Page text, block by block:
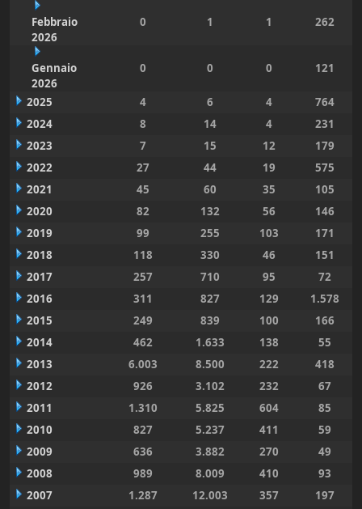
Febbraio
2026
0 1 1 262
Gennaio
2026
0 0 0 121
2025 4 6 4
764
2024
8 14 4
231
2023
7 15 12
179
2022
27 44 19
575
2021
45 60 35
105
2020
82 132 56
146
2019
99 255 103
171
2018
118 330 46
151
2017
257 710 95
72
2016
311 827 129
1.578
2015
249 839 100
166
2014
462 1.633 138
55
2013
6.003 8.500 222
418
2012
926 3.102 232
67
2011
1.310 5.825 604
85
2010
827 5.237 411
59
2009
636 3.882 270
49
2008
989 8.009 410
93
2007
1.287 12.003 357
197